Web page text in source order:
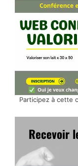
Participez à cette